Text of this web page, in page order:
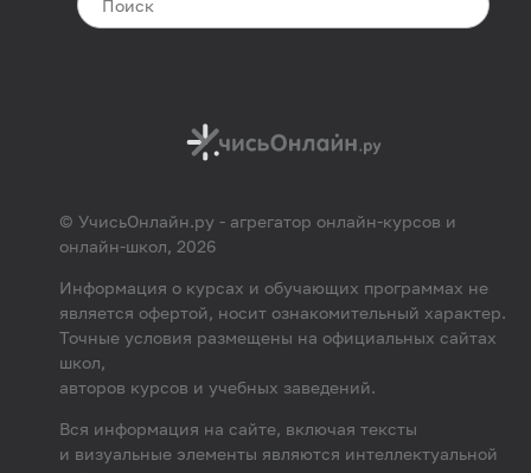
© УчисьОнлайн.ру - агрегатор онлайн-курсов и
онлайн-школ, 2026
Информация о курсах и обучающих программах не
является офертой, носит ознакомительный характер.
Точные условия размещены на официальных сайтах
школ,
авторов курсов и учебных заведений.
Вся информация на сайте, включая тексты
и визуальные элементы являются интеллектуальной